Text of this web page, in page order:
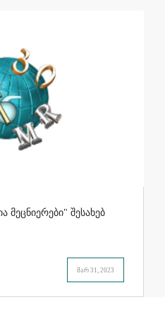
შესახებ
მარ 31, 2023